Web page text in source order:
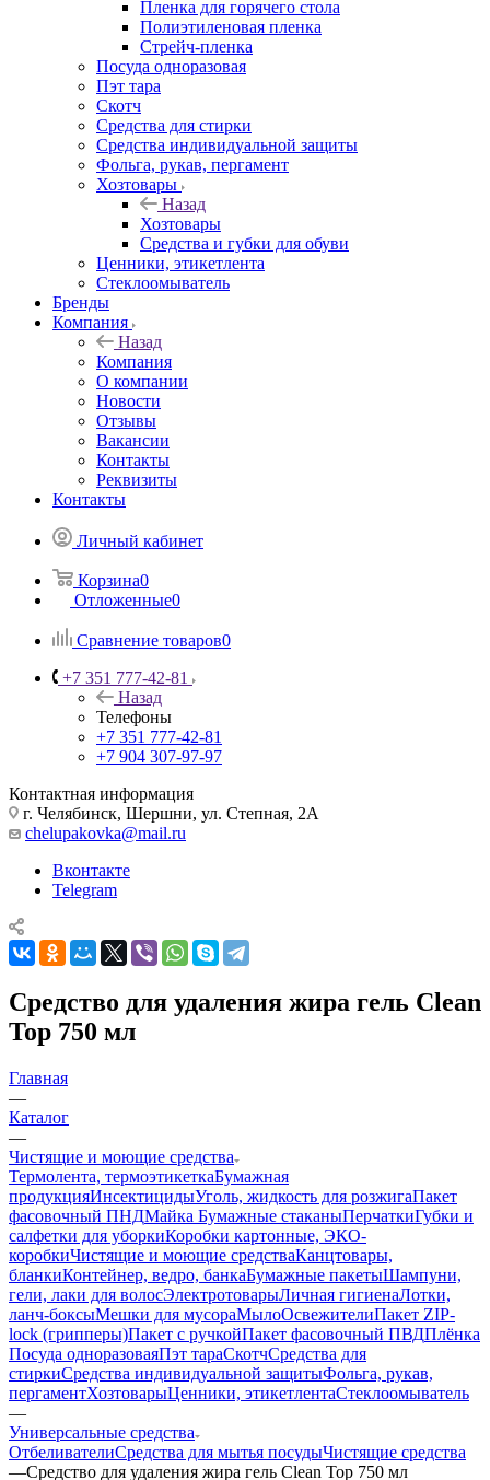
Пленка для горячего стола
Полиэтиленовая пленка
Стрейч-пленка
Посуда одноразовая
Пэт тара
Скотч
Средства для стирки
Средства индивидуальной защиты
Фольга, рукав, пергамент
Хозтовары
Назад
Хозтовары
Средства и губки для обуви
Ценники, этикетлента
Стеклоомыватель
Бренды
Компания
Назад
Компания
О компании
Новости
Отзывы
Вакансии
Контакты
Реквизиты
Контакты
Личный кабинет
Корзина0
Отложенные0
Сравнение товаров0
+7 351 777-42-81
Назад
Телефоны
+7 351 777-42-81
+7 904 307-97-97
Контактная информация
г. Челябинск, Шершни, ул. Степная, 2А
chelupakovka@mail.ru
Вконтакте
Telegram
Средство для удаления жира гель Clean
Top 750 мл
Главная
—
Каталог
—
Чистящие и моющие средства
Термолента, термоэтикеткаБумажная
продукцияИнсектицидыУголь, жидкость для розжигаПакет
фасовочный ПНДМайка Бумажные стаканыПерчаткиГубки и
салфетки для уборкиКоробки картонные, ЭКО-
коробкиЧистящие и моющие средстваКанцтовары,
бланкиКонтейнер, ведро, банкаБумажные пакетыШампуни,
гели, лаки для волосЭлектротоварыЛичная гигиенаЛотки,
ланч-боксыМешки для мусораМылоОсвежителиПакет ZIP-
lock (грипперы)Пакет с ручкойПакет фасовочный ПВДПлёнка
Посуда одноразоваяПэт тараСкотчСредства для
стиркиСредства индивидуальной защитыФольга, рукав,
пергаментХозтоварыЦенники, этикетлентаСтеклоомыватель
—
Универсальные средства
ОтбеливателиСредства для мытья посудыЧистящие средства
—Средство для удаления жира гель Clean Top 750 мл